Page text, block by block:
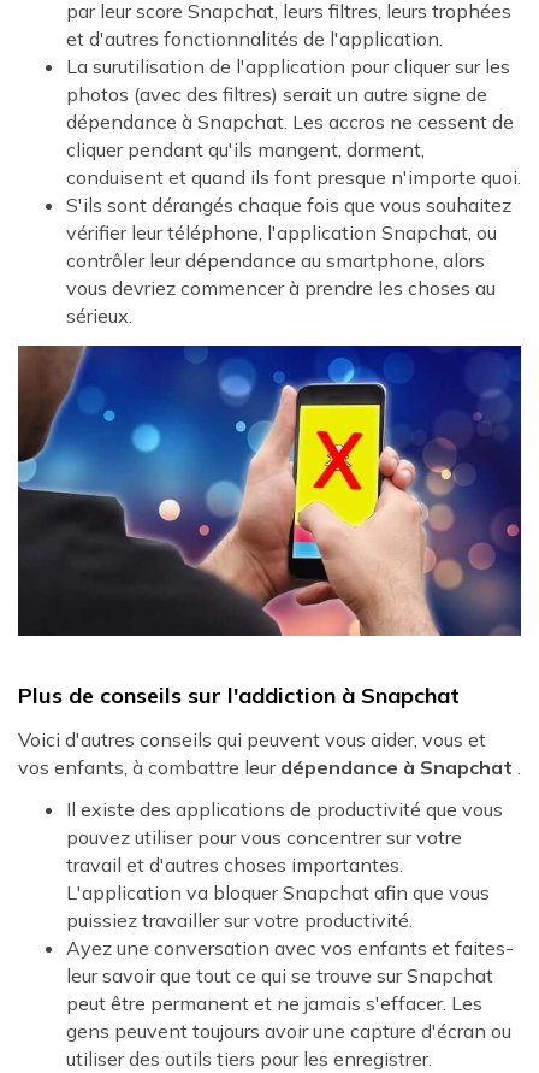
par leur score Snapchat, leurs filtres, leurs trophées
et d'autres fonctionnalités de l'application.
La surutilisation de l'application pour cliquer sur les
photos (avec des filtres) serait un autre signe de
dépendance à Snapchat. Les accros ne cessent de
cliquer pendant qu'ils mangent, dorment,
conduisent et quand ils font presque n'importe quoi.
S'ils sont dérangés chaque fois que vous souhaitez
vérifier leur téléphone, l'application Snapchat, ou
contrôler leur dépendance au smartphone, alors
vous devriez commencer à prendre les choses au
sérieux.
Plus de conseils sur l'addiction à Snapchat
Voici d'autres conseils qui peuvent vous aider, vous et
vos enfants, à combattre leur dépendance à Snapchat
Il existe des applications de productivité que vous
pouvez utiliser pour vous concentrer sur votre
travail et d'autres choses importantes.
L'application va bloquer Snapchat afin que vous
puissiez travailler sur votre productivité.
Ayez une conversation avec vos enfants et faites-
leur savoir que tout ce qui se trouve sur Snapchat
peut être permanent et ne jamais s'effacer. Les
gens peuvent toujours avoir une capture d'écran ou
utiliser des outils tiers pour les enregistrer.